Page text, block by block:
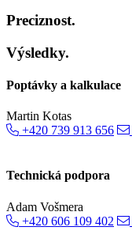
Preciznost.
Výsledky.
Poptávky a kalkulace
Martin Kotas
+420 739 913 656
Technická podpora
Adam Vošmera
+420 606 109 402